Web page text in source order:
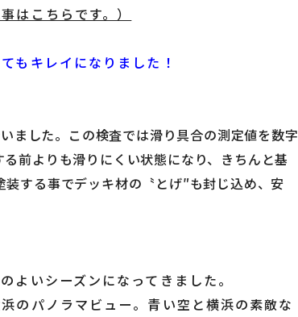
はこちらです。）
もキレイになりました！
ました。この検査では滑り具合の測定値を数字
る前よりも滑りにくい状態になり、きちんと基
する事でデッキ材の〝とげ″も封じ込め、安
よいシーズンになってきました。
のパノラマビュー。青い空と横浜の素敵な